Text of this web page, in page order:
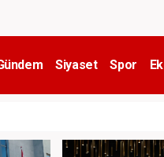
Siyaset Spor